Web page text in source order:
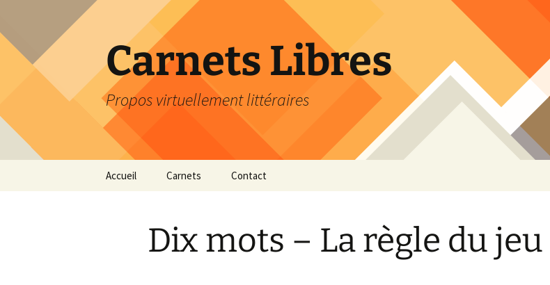
content
Carnets Libres
Propos virtuellement littéraires
Accueil Carnets
Genres littéraires
Carnet de mots
Contact
Dix mots – La règle du jeu